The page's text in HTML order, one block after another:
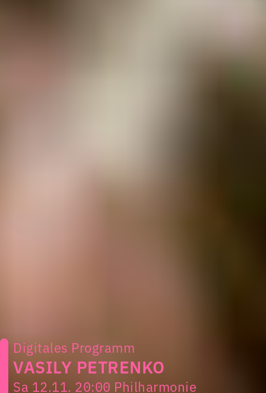
Digitales Programm
VASILY PETRENKO
Sa 12.11. 20:00 Philharmonie